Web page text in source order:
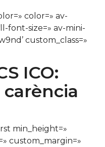
color=» av-
font-size=» av-mini-
custom_class=»
ICO:
min_height=»
custom_margin=»